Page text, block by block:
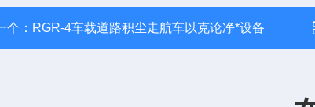
个： RGR-4车载道路积尘走航车以克论净*设备